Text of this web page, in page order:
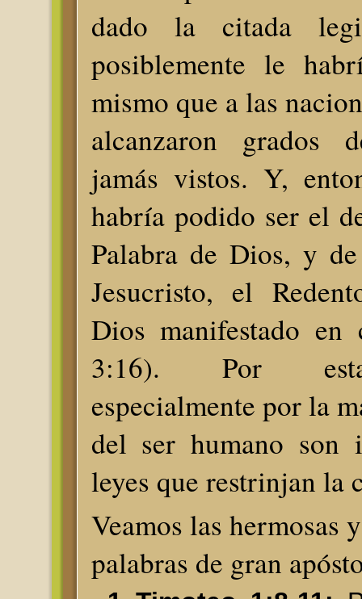
dado la citada
posiblemente le
mismo que a las
alcanzaron grados
jamás vistos. Y,
habría podido ser el
Palabra de Dios, y
Jesucristo, el
Dios manifestado en
3:16). Por
especialmente por la
del ser humano son
leyes que restrinjan la
Veamos las hermosas
palabras de gran